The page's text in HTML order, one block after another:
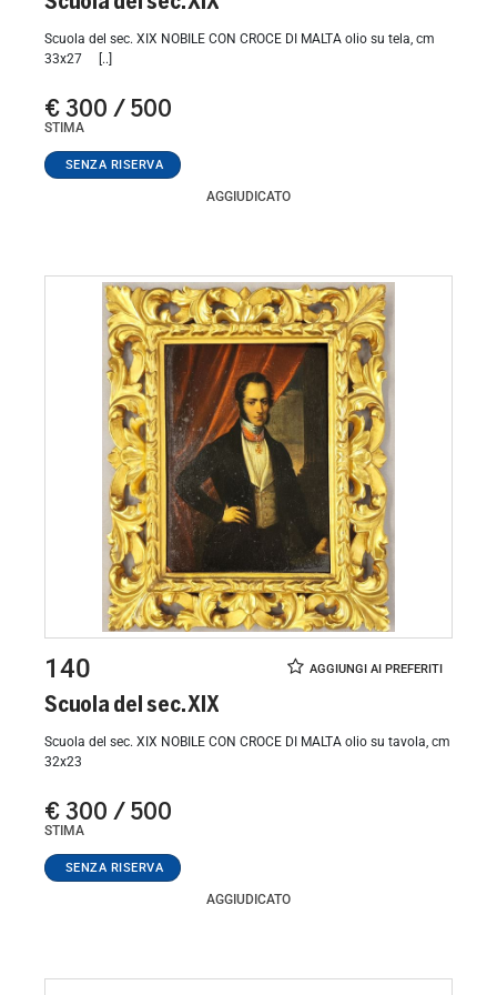
Scuola del sec. XIX NOBILE CON CROCE DI MALTA olio su tela, cm
33x27 [..]
€ 300 / 500
STIMA
AGGIUDICATO
140
Scuola del sec. XIX
Scuola del sec. XIX NOBILE CON CROCE DI MALTA olio su tavola, cm
32x23
€ 300 / 500
STIMA
AGGIUDICATO